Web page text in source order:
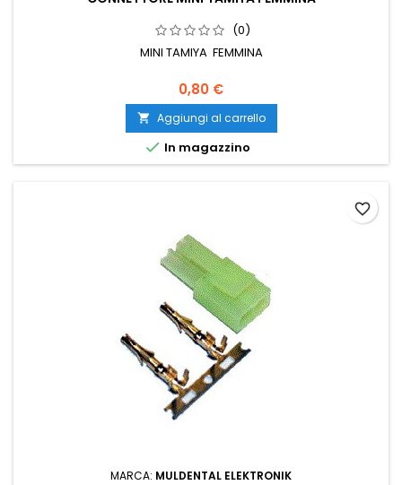
(0)
MINI TAMIYA FEMMINA
0,80 €
 Aggiungi al carrello
 In magazzino
MARCA: MULDENTAL ELEKTRONIK
favorite_border